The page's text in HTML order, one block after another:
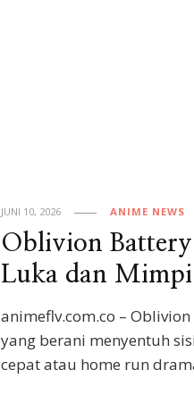
JUNI 10, 2026 ANIME NEWS
Oblivion
Luka dan Mimpi
animeflv.com.co –
yang berani menyentuh
cepat atau home run